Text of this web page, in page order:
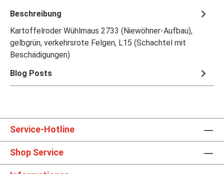
Beschreibung
Kartoffelroder Wühlmaus 2733 (Niewöhner-Aufbau),
gelbgrün, verkehrsrote Felgen, L15 (Schachtel mit
Beschädigungen)
Blog Posts
Service-Hotline
Shop Service